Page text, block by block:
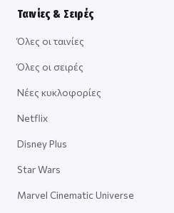
Ταινίες & Σειρές
Όλες οι ταινίες
Όλες οι σειρές
Νέες κυκλοφορίες
Netflix
Disney Plus
Star Wars
Marvel Cinematic Universe